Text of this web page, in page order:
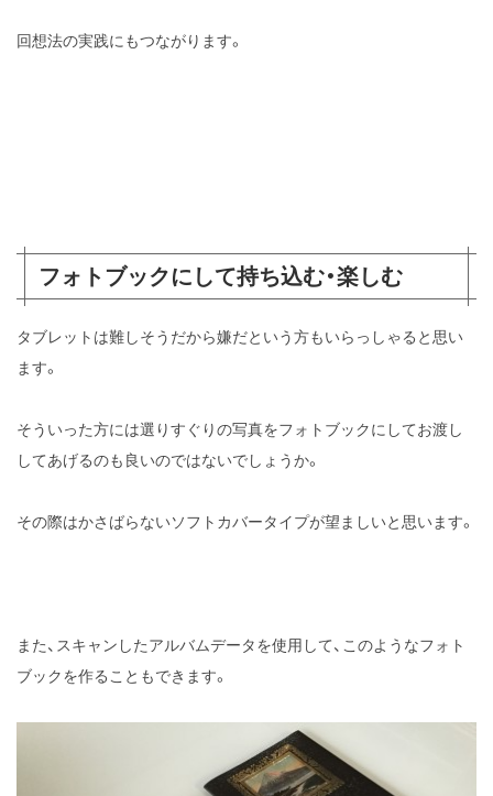
回想法の実践にもつながります。
フォトブックにして持ち込む・楽しむ
タブレットは難しそうだから嫌だという方もいらっしゃると思い
ます。
そういった方には選りすぐりの写真をフォトブックにしてお渡し
してあげるのも良いのではないでしょうか。
その際はかさばらないソフトカバータイプが望ましいと思います。
また、スキャンしたアルバムデータを使用して、このようなフォト
ブックを作ることもできます。